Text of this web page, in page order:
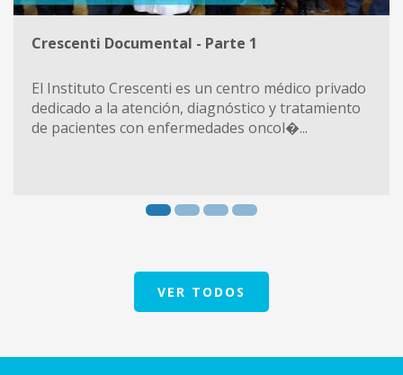
Crescenti Documental - Parte 1
El Instituto Crescenti es un centro médico privado
dedicado a la atención, diagnóstico y tratamiento
de pacientes con enfermedades oncol�...
VER TODOS